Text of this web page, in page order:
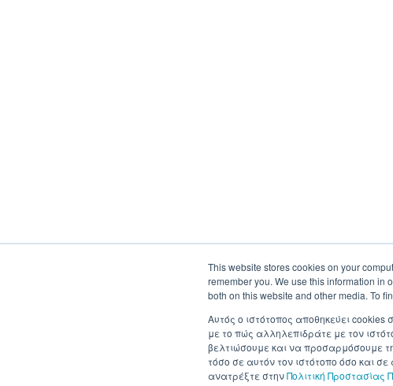
This website stores cookies on your
remember you. We use this information in
both on this website and other media. To
Αυτός ο ιστότοπος αποθηκεύει
με το πώς αλληλεπιδράτε με τον
βελτιώσουμε και να προσαρμόσουμε
τόσο σε αυτόν τον ιστότοπο όσο και
ανατρέξτε στηνΠολιτική